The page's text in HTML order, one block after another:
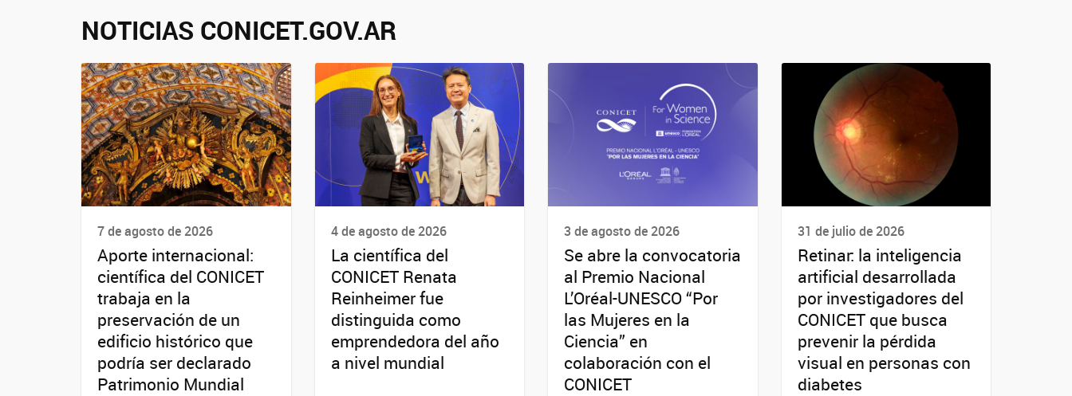
NOTICIAS CONICET.GOV.AR
7 de agosto de 2026
Aporte internacional:
científica del CONICET
trabaja en la
preservación de un
edificio histórico que
podría ser declarado
Patrimonio Mundial
4 de agosto de 2026
La científica del
CONICET Renata
Reinheimer fue
distinguida como
emprendedora del año
a nivel mundial
3 de agosto de 2026
Se abre la convocatoria
al Premio Nacional
L’Oréal-UNESCO “Por
las Mujeres en la
Ciencia” en
colaboración con el
CONICET
31 de julio de 2026
Retinar: la inteligencia
artificial desarrollada
por investigadores del
CONICET que busca
prevenir la pérdida
visual en personas con
diabetes